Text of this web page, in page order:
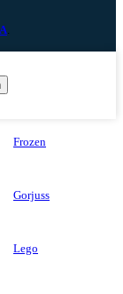
Frozen
Gorjuss
Lego